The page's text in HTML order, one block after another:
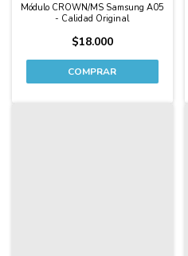
Módulo CROWN/MS Samsung A05
- Calidad Original
$18.000